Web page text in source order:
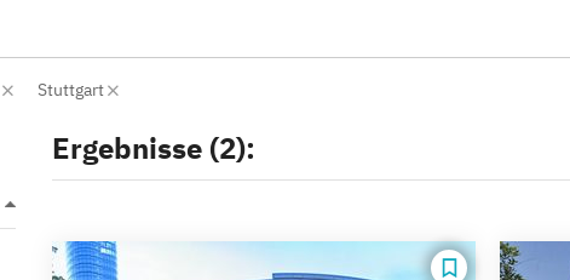
Stuttgart
Ergebnisse (2):